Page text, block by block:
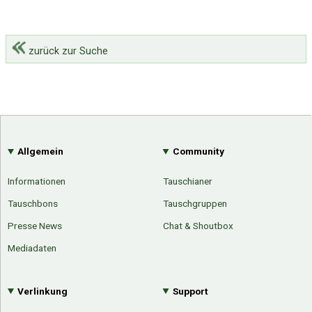
zurück zur Suche
Allgemein
Informationen
Tauschbons
Presse News
Mediadaten
Community
Tauschianer
Tauschgruppen
Chat & Shoutbox
Verlinkung Support